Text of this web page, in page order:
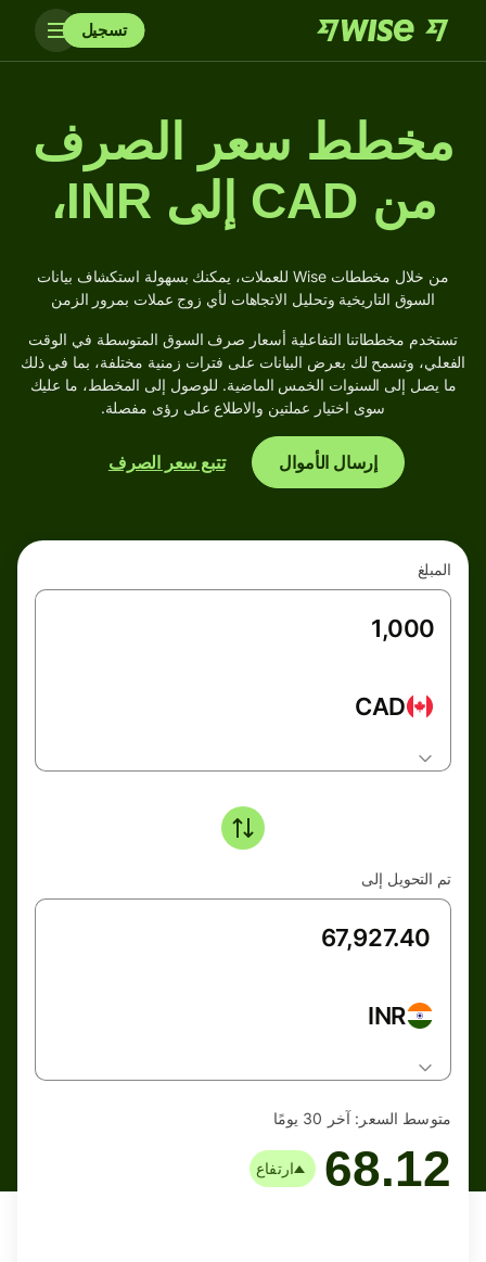
تسجيل
مخطط سعر الصرف
من CAD إلى INR،
من خلال مخططات Wise للعملات، يمكنك بسهولة استكشاف بيانات
السوق التاريخية وتحليل الاتجاهات لأي زوج عملات بمرور الزمن
تستخدم مخططاتنا التفاعلية أسعار صرف السوق المتوسطة في الوقت
الفعلي، وتسمح لك بعرض البيانات على فترات زمنية مختلفة، بما في ذلك
ما يصل إلى السنوات الخمس الماضية. للوصول إلى المخطط، ما عليك
سوى اختيار عملتين والاطلاع على رؤى مفصلة.
إرسال الأموال تتبع سعر الصرف
المبلغ
CAD
تم التحويل إلى
INR
متوسط السعر: آخر 30 يومًا
68.12 ارتفاع